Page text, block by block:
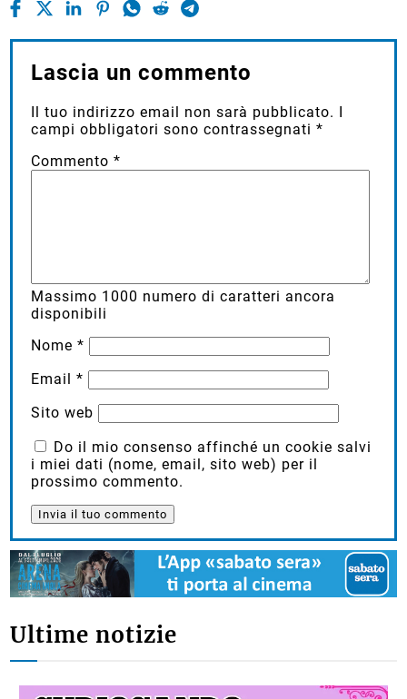
Lascia un commento
Il tuo indirizzo email non sarà pubblicato.
campi obbligatori sono contrassegnati*
Commento*
Massimo 1000 numero di caratteri ancora
disponibili
Nome*
Email*
Sito web
Do il mio consenso affinché un cookie salvi
i miei dati (nome, email, sito web) per il
prossimo commento.
Ultime notizie